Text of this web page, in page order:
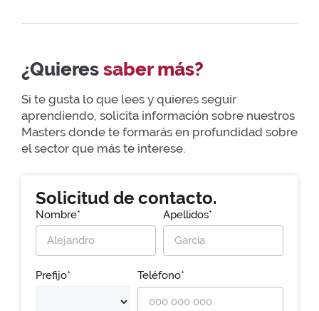
¿Quieressaber más?
Si te gusta lo que lees y quieres seguir
aprendiendo, solicita información sobre nuestros
Masters donde te formarás en profundidad sobre
el sector que más te interese.
Solicitud de contacto.
Nombre* Apellidos*
Prefijo* Teléfono*